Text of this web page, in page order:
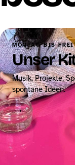
MONTAG BIS
Unser
Musik, Projekte,
spontane Ideen.
→